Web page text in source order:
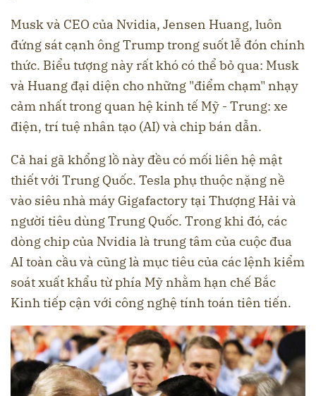
Musk và CEO của Nvidia, Jensen Huang, luôn
đứng sát cạnh ông Trump trong suốt lễ đón chính
thức. Biểu tượng này rất khó có thể bỏ qua: Musk
và Huang đại diện cho những "điểm chạm" nhạy
cảm nhất trong quan hệ kinh tế Mỹ - Trung: xe
điện, trí tuệ nhân tạo (AI) và chip bán dẫn.
Cả hai gã khổng lồ này đều có mối liên hệ mật
thiết với Trung Quốc. Tesla phụ thuộc nặng nề
vào siêu nhà máy Gigafactory tại Thượng Hải và
người tiêu dùng Trung Quốc. Trong khi đó, các
dòng chip của Nvidia là trung tâm của cuộc đua
AI toàn cầu và cũng là mục tiêu của các lệnh kiểm
soát xuất khẩu từ phía Mỹ nhằm hạn chế Bắc
Kinh tiếp cận với công nghệ tính toán tiên tiến.